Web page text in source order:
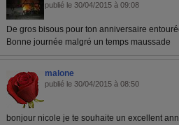
publié le 30/04/2015 à 09:08
De gros bisous pour ton anniversaire
Bonne journée malgré un temps maussade
malone
publié le 30/04/2015 à 08:50
bonjour nicole je te souhaite un excellent